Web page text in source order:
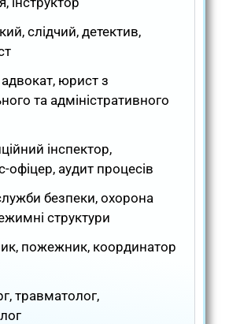
слідчий, детектив,
юрист з
та адміністративного
інспектор,
офіцер, аудит процесів
безпеки, охорона
структури
пожежник, координатор
травматолог,